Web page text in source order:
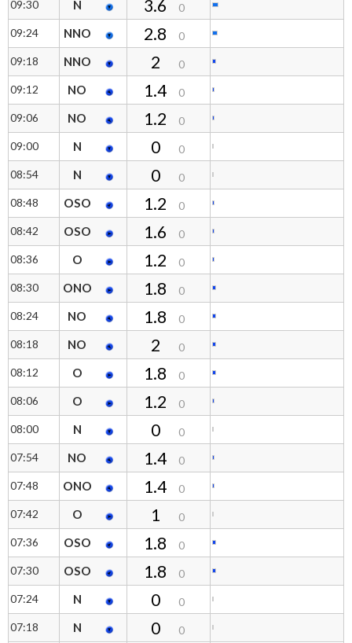
09:30 N 3.6
0
09:24
NNO 2.8
0
09:18
NNO 2
0
09:12
NO 1.4
0
09:06
NO 1.2
0
09:00
N 0
0
08:54
N 0
0
08:48
OSO 1.2
0
08:42
OSO 1.6
0
08:36
O 1.2
0
08:30
ONO 1.8
0
08:24
NO 1.8
0
08:18
NO 2
0
08:12
O 1.8
0
08:06
O 1.2
0
08:00
N 0
0
07:54
NO 1.4
0
07:48
ONO 1.4
0
07:42
O 1
0
07:36
OSO 1.8
0
07:30
OSO 1.8
0
07:24
N 0
0
07:18
N 0
0